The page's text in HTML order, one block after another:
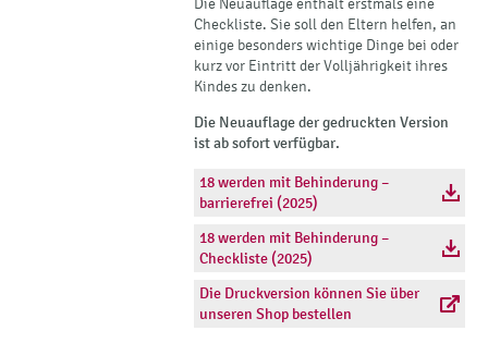
Die Neuauflage enthält erstmals eine
Checkliste. Sie soll den Eltern helfen, an
einige besonders wichtige Dinge bei oder
kurz vor Eintritt der Volljährigkeit ihres
Kindes zu denken.
Die Neuauflage der gedruckten Version
ist ab sofort verfügbar.
18 werden mit Behinderung –
barrierefrei (2025)
18 werden mit Behinderung –
Checkliste (2025)
Die Druckversion können Sie über
unseren Shop bestellen